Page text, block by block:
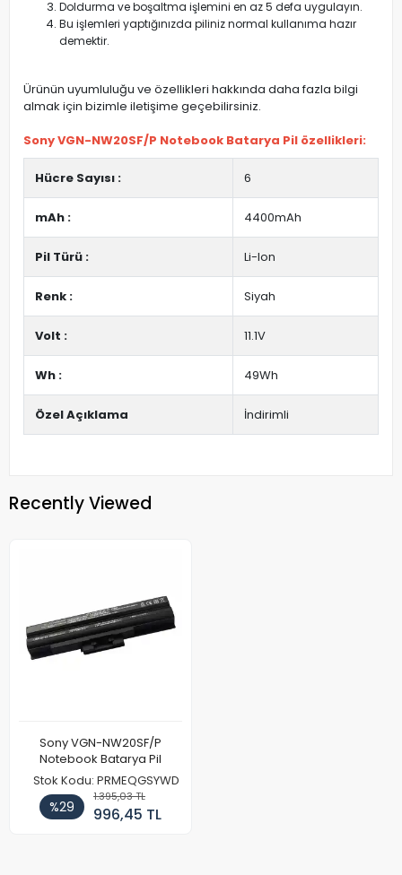
Doldurma ve boşaltma işlemini en az 5 defa uygulayın.
Bu işlemleri yaptığınızda piliniz normal kullanıma hazır
demektir.
Ürünün uyumluluğu ve özellikleri hakkında daha fazla bilgi
almak için bizimle iletişime geçebilirsiniz.
Sony VGN-NW20SF/P Notebook Batarya Pil özellikleri:
Hücre Sayısı : 6
mAh : 4400mAh
Pil Türü : Li-Ion
Renk : Siyah
Volt : 11.1V
Wh : 49Wh
Özel Açıklama İndirimli
Recently Viewed
Sony VGN-NW20SF/P
Notebook Batarya Pil
Stok Kodu: PRMEQGSYWD
%29
1.395,03 TL
996,45 TL